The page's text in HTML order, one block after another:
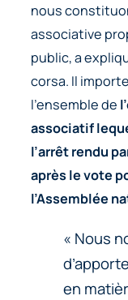
nous
associative
public, a
corsa. Il
l’ensemble de
associatif
l’arrêt rendu
après le vote
l’Assemblée
« Nous
en